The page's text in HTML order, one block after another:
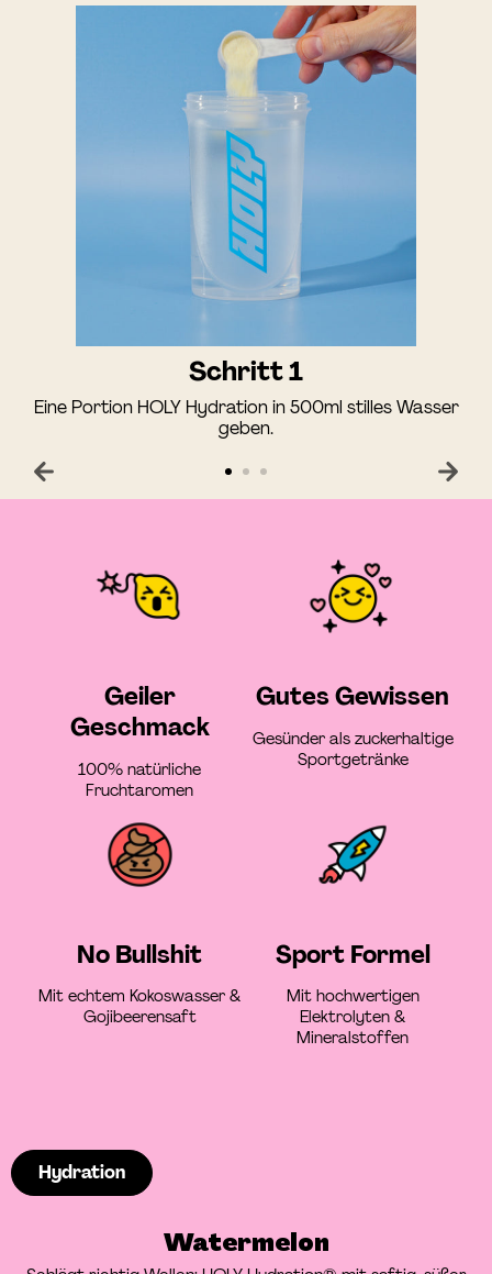
Schritt 1
Eine Portion HOLY Hydration in 500ml stilles Wasser
geben.
Geiler
Geschmack
100% natürliche
Fruchtaromen
Gutes Gewissen
Gesünder als zuckerhaltige
Sportgetränke
No Bullshit
Mit echtem Kokoswasser &
Gojibeerensaft
Sport Formel
Mit hochwertigen
Elektrolyten &
Mineralstoffen
Hydration
Watermelon